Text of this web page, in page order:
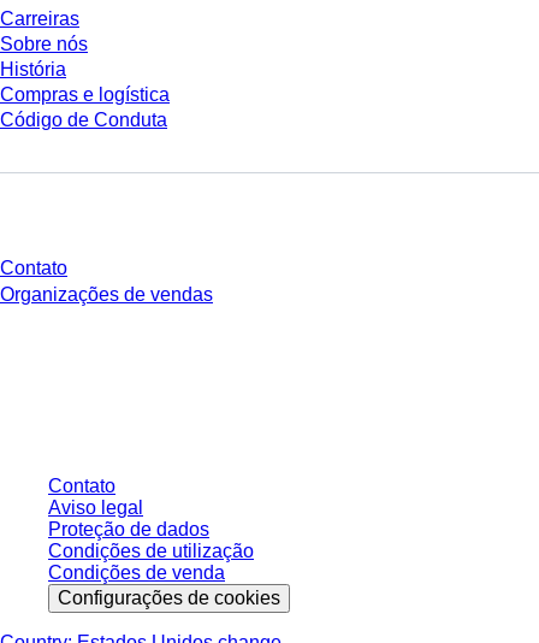
Carreiras
Sobre nós
História
Compras e logística
Código de Conduta
Contato
Organizações de vendas
Contato
Aviso legal
Proteção de dados
Condições de utilização
Condições de venda
Configurações de cookies